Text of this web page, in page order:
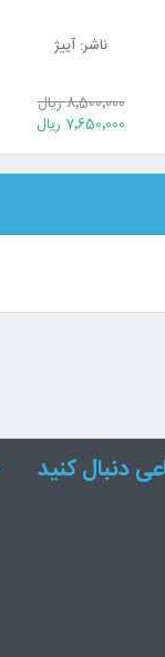
ناشر: آییژ
8٬500٬000 ریال
7٬650٬000 ریال
دنبال کنید